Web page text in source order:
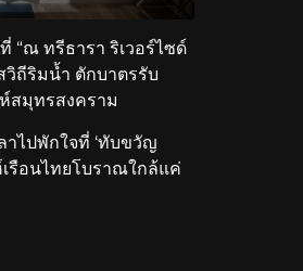
“ณ ทรีธารา ริเวอร์ไซด์
วิถีริมน้ำ ตักบาตรรับ
สมุทรสงคราม
าไปพักใจที่ ‘ทับขวัญ
รือนไทยโบราณใกล้แค่